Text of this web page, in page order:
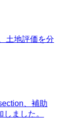
土地評価を分
、補助
ました。